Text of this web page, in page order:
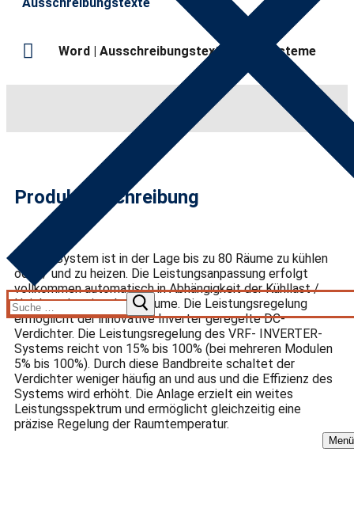
Menü
Word | Ausschreibungstexte Split-Systeme
Produktbeschreibung
Dieses System ist in der Lage bis zu 80 Räume zu kühlen
oder / und zu heizen. Die Leistungsanpassung erfolgt
vollkommen automatisch in Abhängigkeit der Kühllast /
Heizlast der einzelnen Räume. Die Leistungsregelung
ermöglicht der innovative Inverter geregelte DC-
Verdichter. Die Leistungsregelung des VRF- INVERTER-
Systems reicht von 15% bis 100% (bei mehreren Modulen
5% bis 100%). Durch diese Bandbreite schaltet der
Verdichter weniger häufig an und aus und die Effizienz des
Systems wird erhöht. Die Anlage erzielt ein weites
Leistungsspektrum und ermöglicht gleichzeitig eine
präzise Regelung der Raumtemperatur.